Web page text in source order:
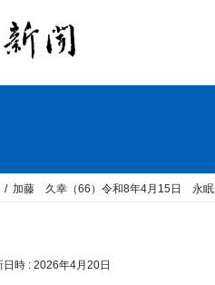
加藤 久幸（66）令和8年4月15日 永眠
日時 : 2026年4月20日